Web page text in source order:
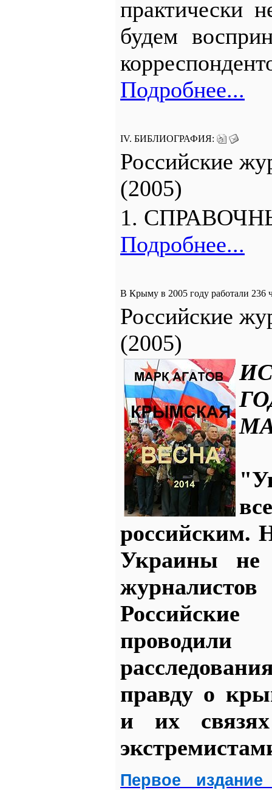
практически
будем
Подробнее...
IV. БИБЛИОГРАФИЯ:
Российские
(2005)
1.
Подробнее...
В Крыму в 2005 году работали 236
Российские
(2005)
российским.
Украины не
проводили
правду о
и их
Первое